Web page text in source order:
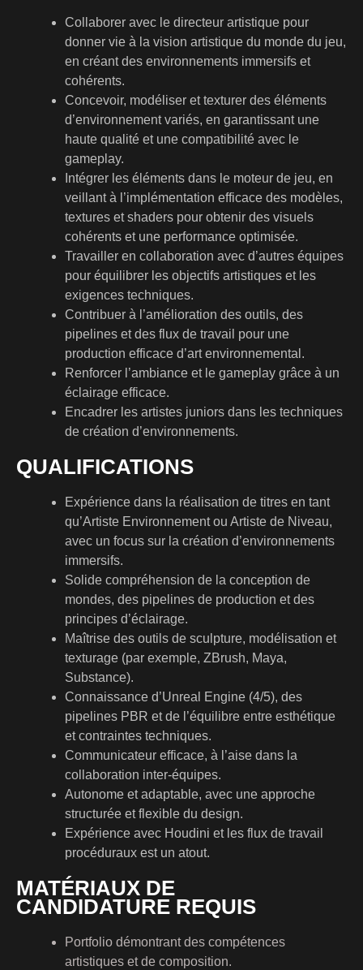
Collaborer avec le directeur artistique pour
donner vie à la vision artistique du monde du jeu,
en créant des environnements immersifs et
cohérents.
Concevoir, modéliser et texturer des éléments
d’environnement variés, en garantissant une
haute qualité et une compatibilité avec le
gameplay.
Intégrer les éléments dans le moteur de jeu, en
veillant à l’implémentation efficace des modèles,
textures et shaders pour obtenir des visuels
cohérents et une performance optimisée.
Travailler en collaboration avec d’autres équipes
pour équilibrer les objectifs artistiques et les
exigences techniques.
Contribuer à l’amélioration des outils, des
pipelines et des flux de travail pour une
production efficace d’art environnemental.
Renforcer l’ambiance et le gameplay grâce à un
éclairage efficace.
Encadrer les artistes juniors dans les techniques
de création d’environnements.
QUALIFICATIONS
Expérience dans la réalisation de titres en tant
qu’Artiste Environnement ou Artiste de Niveau,
avec un focus sur la création d’environnements
immersifs.
Solide compréhension de la conception de
mondes, des pipelines de production et des
principes d’éclairage.
Maîtrise des outils de sculpture, modélisation et
texturage (par exemple, ZBrush, Maya,
Substance).
Connaissance d’Unreal Engine (4/5), des
pipelines PBR et de l’équilibre entre esthétique
et contraintes techniques.
Communicateur efficace, à l’aise dans la
collaboration inter-équipes.
Autonome et adaptable, avec une approche
structurée et flexible du design.
Expérience avec Houdini et les flux de travail
procéduraux est un atout.
MATÉRIAUX DE
CANDIDATURE REQUIS
Portfolio démontrant des compétences
artistiques et de composition.